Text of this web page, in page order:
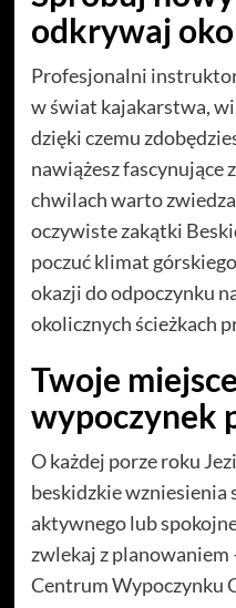
odkrywaj
Profesjonalni
w świat kajakarstwa,
dzięki czemu
nawiążesz fascynujące
chwilach warto
oczywiste zakątki
poczuć klimat
okazji do odpoczynku
okolicznych ścieżkach
Twoje
wypoczynek
O każdej porze roku
beskidzkie wzniesienia
aktywnego lub
zwlekaj z
Centrum Wypoczynku